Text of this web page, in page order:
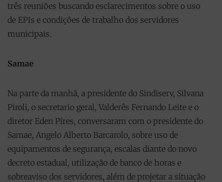
três reuniões buscando esclarecimentos sobre o uso
de EPIs e condições de trabalho dos servidores
municipais.
Samae
Na parte da manhã, a presidente do Sindiserv, Silvana
Piroli, o secretario geral, Valderês Fernando Leite e o
diretor Eden Pires, conversaram com o presidente do
Samae, Angelo Alberto Barcarolo, sobre uso de
equipamentos de segurança, escalas diante do novo
decreto estadual, utilização de banco de horas e
sobreaviso dos servidores, além de projetar a situação